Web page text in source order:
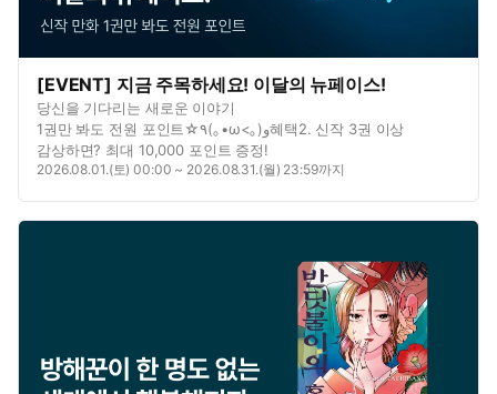
[EVENT] 지금 주목하세요! 이달의 뉴페이스!
당신을 기다리는 새로운 이야기
1권만 봐도 전원 포인트☆٩(｡•ω<｡)و혜택2. 신작 3권 이상
감상하면? 최대 10,000 포인트 증정!
2026.08.01.(토) 00:00 ~ 2026.08.31.(월) 23:59까지